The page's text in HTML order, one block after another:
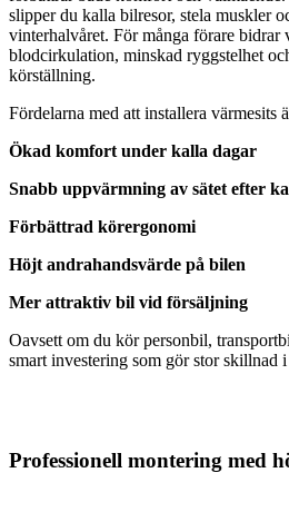
slipper du kalla bilresor, stela muskler
vinterhalvåret. För många förare bidrar
blodcirkulation, minskad ryggstelhet
körställning.
Fördelarna med att installera värmesits
Ökad komfort under kalla dagar
Snabb uppvärmning av sätet efter
Förbättrad körergonomi
Höjt andrahandsvärde på bilen
Mer attraktiv bil vid försäljning
Oavsett om du kör personbil,
smart investering som gör stor skillnad
Professionell montering med